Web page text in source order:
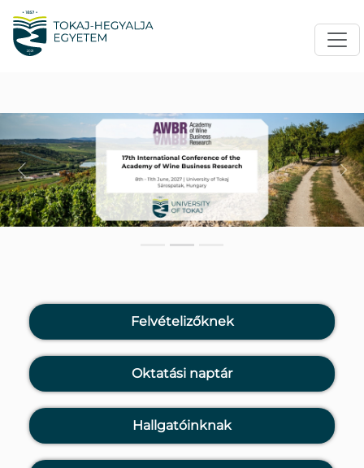
Previous
Felvételizőknek
Oktatási naptár
Hallgatóinknak